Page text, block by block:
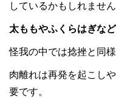
しているかもしれません
太ももやふくらはぎな
怪我の中では捻挫と同
肉離れは再発を起こし
要です。